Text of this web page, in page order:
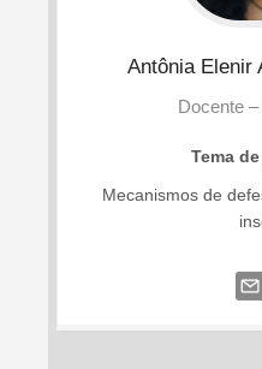
Antônia Elenir
Docente
Tema
Mecanismos de